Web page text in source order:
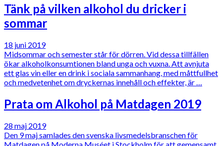
Tänk på vilken alkohol du dricker i
sommar
18 juni 2019
Midsommar och semester står för dörren. Vid dessa tillfällen
ökar alkoholkonsumtionen bland unga och vuxna. Att avnjuta
ett glas vin eller en drink i sociala sammanhang, med måttfullhet
och medvetenhet om dryckernas innehåll och effekter, är …
Prata om Alkohol på Matdagen 2019
28 maj 2019
Den 9 maj samlades den svenska livsmedelsbranschen för